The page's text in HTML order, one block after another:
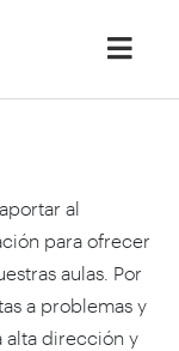
al
para ofrecer
aulas. Por
a problemas y
alta dirección y